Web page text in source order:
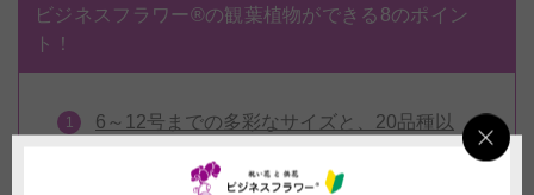
ビジネスフラワー®の観葉植物ができる8のポイン
ト！
6～12号までの多彩なサイズと、20品種以